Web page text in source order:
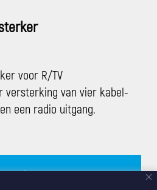
voor R/TV
versterking van vier kabel-
een radio uitgang.